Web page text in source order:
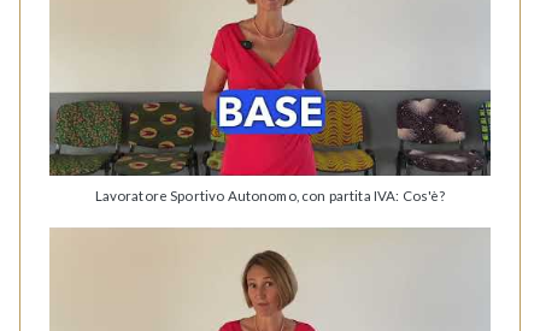
Lavoratore Sportivo Autonomo, con partita IVA: Cos'è?